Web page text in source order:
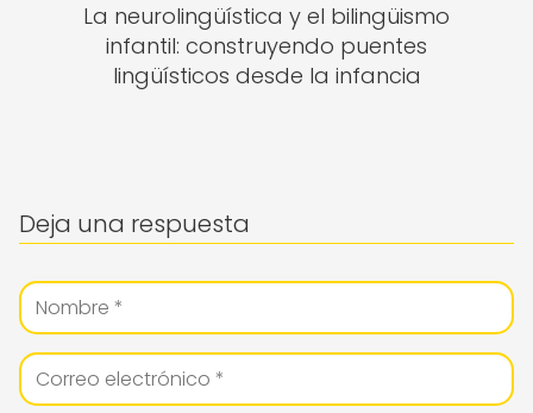
La neurolingüística y el bilingüismo
infantil: construyendo puentes
lingüísticos desde la infancia
Deja una respuesta